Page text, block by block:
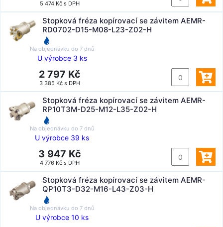
5 474 Kč s DPH
Stopková fréza kopírovací se závitem AEMR-
RD0702-D15-M08-L23-Z02-H
Na objednávku do 7 dnů
U výrobce 3 ks
2 797 Kč
3 385 Kč s DPH
Stopková fréza kopírovací se závitem AEMR-
RP10T3M-D25-M12-L35-Z02-H
Na objednávku do 7 dnů
U výrobce 39 ks
3 947 Kč
4 776 Kč s DPH
Stopková fréza kopírovací se závitem AEMR-
QP10T3-D32-M16-L43-Z03-H
Na objednávku do 7 dnů
U výrobce 10 ks